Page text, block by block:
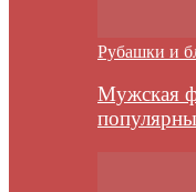
Рубашки и
Мужская